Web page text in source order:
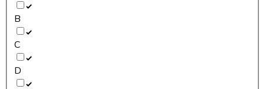
B
C
D